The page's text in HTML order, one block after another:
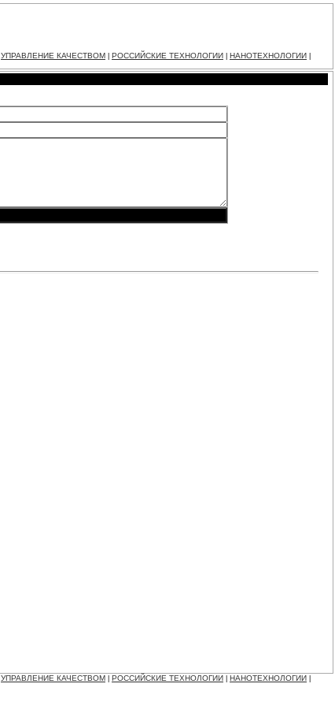
УПРАВЛЕНИЕ КАЧЕСТВОМ РОССИЙСКИЕ ТЕХНОЛОГИИ НАНОТЕХНОЛОГИИ
УПРАВЛЕНИЕ КАЧЕСТВОМ РОССИЙСКИЕ ТЕХНОЛОГИИ НАНОТЕХНОЛОГИИ